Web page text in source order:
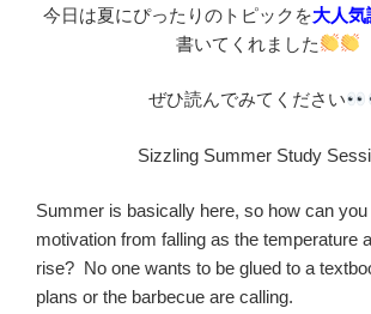
今日は夏にぴったりのトピックを大人
書いてくれました
ぜひ読んでみてください
Sizzling Summer Study
Summer is basically here, so how can
motivation from falling as the temperature
rise? No one wants to be glued to a
plans or the barbecue are calling.